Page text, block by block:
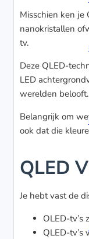
Misschien ken je
nanokristallen
tv.
Deze QLED-
LED
werelden belooft.
Belangrijk om
ook dat die
QLED
Je hebt vast de
OLED-
QLED-